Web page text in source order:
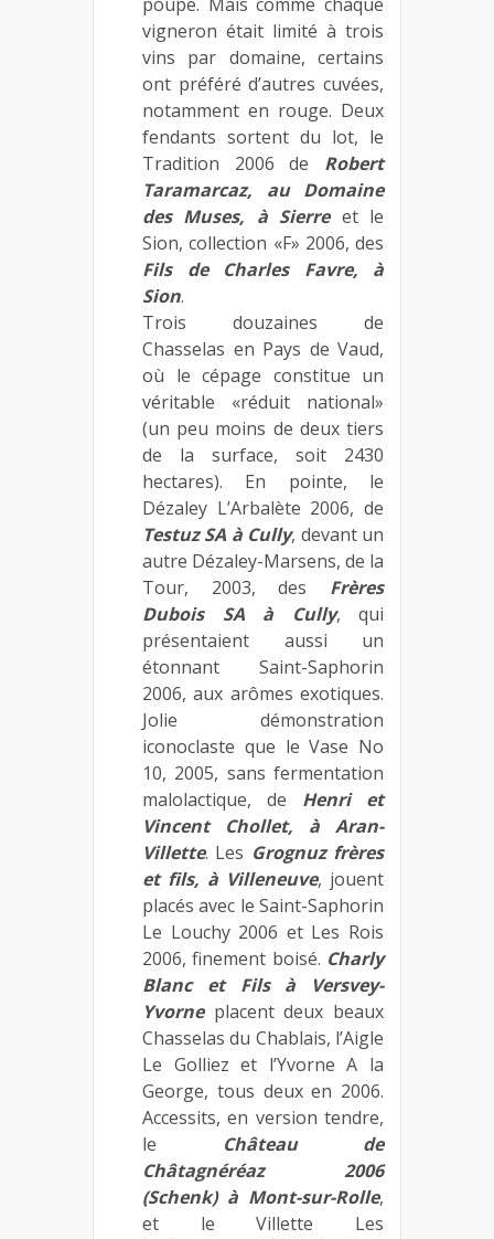
vigneron était limité à trois
vins par domaine, certains
ont préféré d’autres cuvées,
notamment en rouge. Deux
fendants sortent du lot, le
Tradition 2006 de Robert
Taramarcaz, au Domaine
des Muses, à Sierreet le
Sion, collection «F» 2006, des
Fils de Charles Favre, à
Sion.
Trois douzaines de
Chasselas en Pays de Vaud,
où le cépage constitue un
véritable «réduit national»
(un peu moins de deux tiers
de la surface, soit 2430
hectares). En pointe, le
Dézaley L’Arbalète 2006, de
Testuz SA à Cully, devant un
autre Dézaley-Marsens, de la
Tour, 2003, des Frères
Dubois SA à Cully, qui
présentaient aussi un
étonnant Saint-Saphorin
2006, aux arômes exotiques.
Jolie démonstration
iconoclaste que le Vase No
10, 2005, sans fermentation
malolactique, de Henri et
Vincent Chollet, à Aran-
Villette. Les Grognuz frères
et fils, à Villeneuve, jouent
placés avec le Saint-Saphorin
Le Louchy 2006 et Les Rois
2006, finement boisé. Charly
Blanc et Fils à Versvey-
Yvorneplacent deux beaux
Chasselas du Chablais, l’Aigle
Le Golliez et l’Yvorne A la
George, tous deux en 2006.
Accessits, en version tendre,
le
Château de
Châtagnéréaz 2006
(Schenk) à Mont-sur-Rolle,
et le Villette Les